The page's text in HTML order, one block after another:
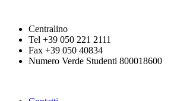
Centralino
Tel +39 050 221 2111
Fax +39 050 40834
Numero Verde Studenti 800018600